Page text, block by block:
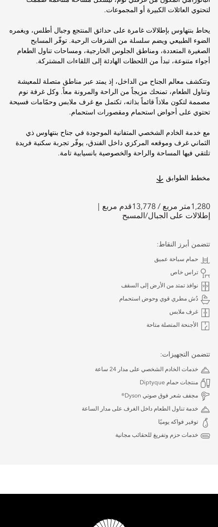
لتحتوي العائلات الكبيرة أو المجموعات.
يحاط بنتهاوس بإطلالات غامرة على حدائق المنتجع وجبال أطلس، ويغمره
الضوء الطبيعي ويضم سلسلة من الشرفات الرحبة. توفّر المسابح
الصغيرة المتعددة، ومناطق الجلوس الخارجية، ومساحات تناول الطعام
أجواء متنوعة، تبدأ من اللحظات الهادئة إلى اللقاءات المشتركة.
وتتكشف معالم الجناح من الداخل، إذ يمتد عبر مناطق متصلة للمعيشة
وتناول الطعام، تمنحك مزيجاً من الراحة والمرونة معاً. وكل غرفة نوم
مصممة لتكون ملاذاً قائماً بذاته، تكتمل مع غرف ملابس وحمّامات فسيحة
تحتوي على أحواض استحمام ومقصورات استحمام.
مع خدمة الخادم الشخصي المتفانية الموجودة في جناح بنتهاوس ذي
الثماني غرف وموقعه المركزي داخل الفندق، يوفّر تجربة سكنية فريدة
تلتقي فيها المساحة والراحة والخصوصية بانسيابية تامة.
مخطط الطوابق
1,280متر مربع / 13,778قدم مربع
إطلالات على الجبال/المسبح
تتضمن أبرز النقاط:
حمام سباحة عميق
تراس خاص
نوافذ تمتد من الأرض إلى السقف
دُش مطري قوي وحوض استحمام
غرف ملابس
الأجنحة المتصلة متاحة
تتضمن التجهيزات:
خدمات الخادم الشخصي على مدار 24 ساعة
منتجات حمام Diptyque
مجفف شعر فوق صوتي Dyson®
خدمة تناول الطعام داخل الغرف على مدار الساعة
توفير فواكه يوميًا
خدمات حزم وتفريغ للحقائب مجانية